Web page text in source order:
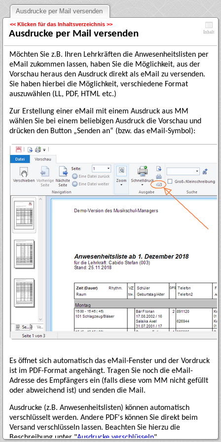
Ausdrucke per Mail versenden
<< Klicken für das Inhaltsverzeichnis >>
Ausdrucke per Mail versenden Inhalt
Möchten Sie z.B. Ihren Lehrkräften die Anwesenheitslisten per
eMail zukommen lassen, haben Sie die Möglichkeit, aus der
Vorschau heraus den Ausdruck direkt als eMail zu versenden.
Sie haben hierbei die Möglichkeit, verschiedene Format
auszuwählen (LL, PDF, HTML etc.)
Zur Erstellung einer eMail mit einem Ausdruck aus MM
wählen Sie bei einem beliebigen Ausdruck die Vorschau und
drücken den Button „Senden an“ (bzw. das eMail-Symbol):
Es öffnet sich automatisch das eMail-Fenster und der Vordruck
ist im PDF-Format angehängt. Tragen Sie noch die eMail-
Adresse des Empfängers ein (falls diese vom MM nicht gefüllt
oder abweichend ist) und senden die Mail.
Ausdrucke (z.B. Anwesenheitslisten) können automatisch
verschlüsselt werden. Andere PDF's können Sie direkt beim
Versand verschlüsseln lassen. Beachten Sie hierzu die
Beschreibung unter "Ausdrucke verschlüsseln".